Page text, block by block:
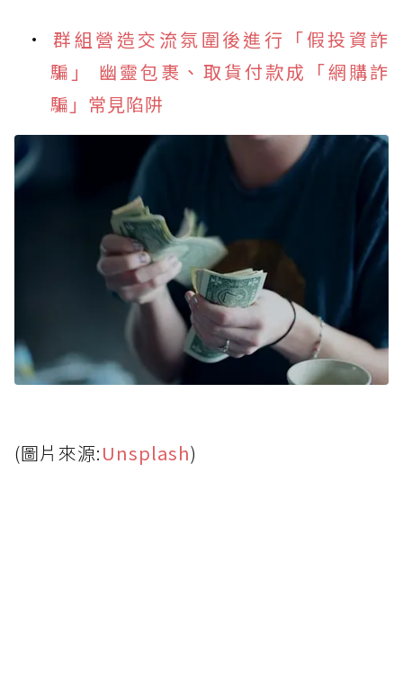
群組營造交流氛圍後進行「假投資詐
騙」 幽靈包裹、取貨付款成「網購詐
騙」常見陷阱
(圖片來源:Unsplash)